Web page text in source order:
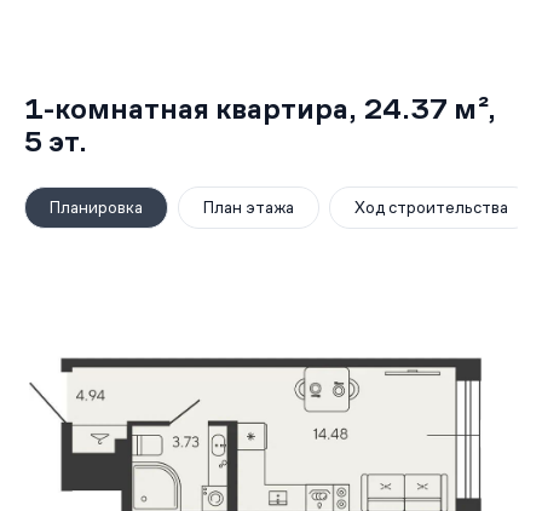
1-комнатная квартира, 24.37 м²,
5 эт.
Планировка План этажа Ход строительства